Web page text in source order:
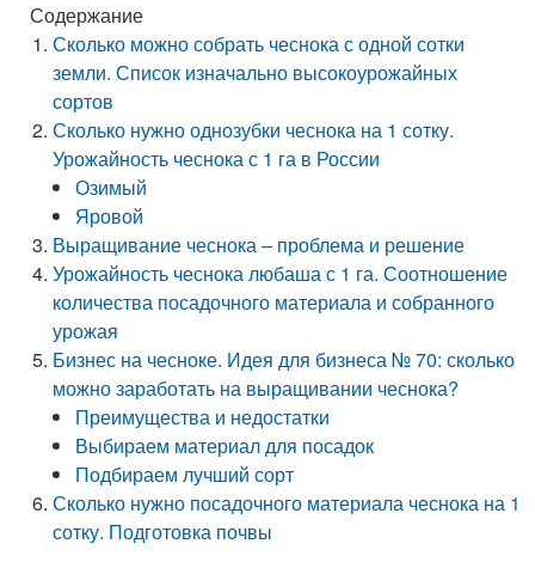
Содержание
Сколько можно собрать чеснока с одной сотки
земли. Список изначально высокоурожайных
сортов
Сколько нужно однозубки чеснока на 1 сотку.
Урожайность чеснока с 1 га в России
Озимый
Яровой
Выращивание чеснока – проблема и решение
Урожайность чеснока любаша с 1 га. Соотношение
количества посадочного материала и собранного
урожая
Бизнес на чесноке. Идея для бизнеса № 70: сколько
можно заработать на выращивании чеснока?
Преимущества и недостатки
Выбираем материал для посадок
Подбираем лучший сорт
Сколько нужно посадочного материала чеснока на 1
сотку. Подготовка почвы